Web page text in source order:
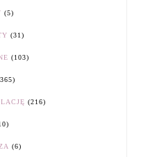
(5)
(31)
(103)
(216)
(6)